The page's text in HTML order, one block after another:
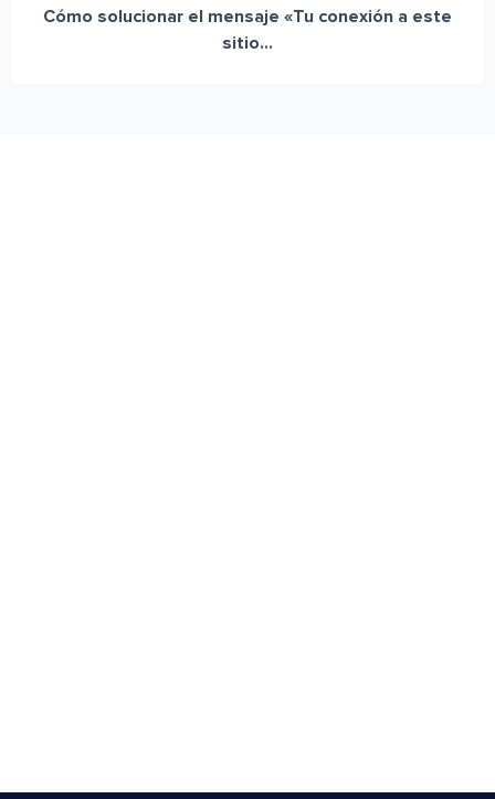
Cómo solucionar el mensaje «Tu conexión a este
sitio...